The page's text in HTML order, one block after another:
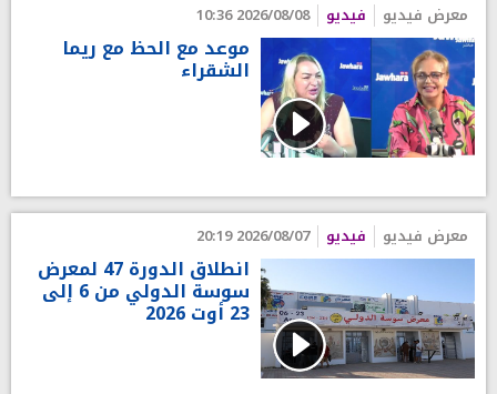
معرض فيديو فيديو 2026/08/08 10:36
موعد مع الحظ مع ريما
الشقراء
معرض فيديو فيديو 2026/08/07 20:19
انطلاق الدورة 47 لمعرض
سوسة الدولي من 6 إلى
23 أوت 2026